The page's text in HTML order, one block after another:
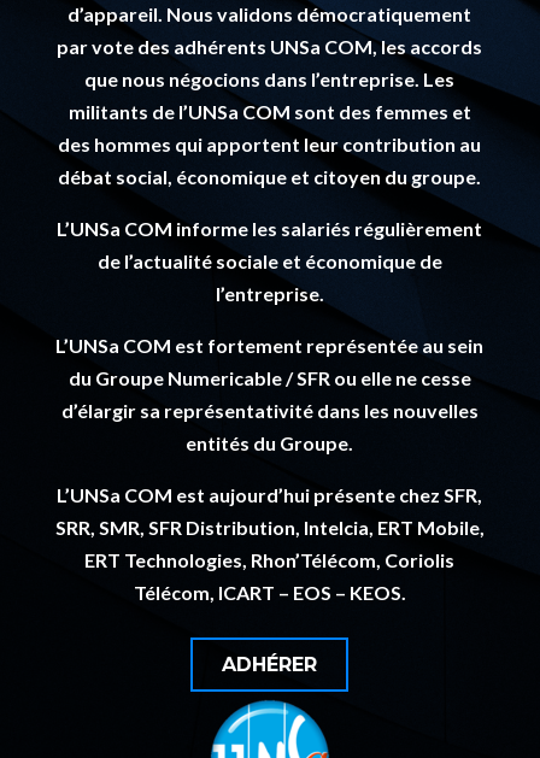
d’appareil. Nous validons démocratiquement
par vote des adhérents UNSa COM, les accords
que nous négocions dans l’entreprise. Les
militants de l’UNSa COM sont des femmes et
des hommes qui apportent leur contribution au
débat social, économique et citoyen du groupe.
L’UNSa COM informe les salariés régulièrement
de l’actualité sociale et économique de
l’entreprise.
L’UNSa COM est fortement représentée au sein
du Groupe Numericable / SFR ou elle ne cesse
d’élargir sa représentativité dans les nouvelles
entités du Groupe.
L’UNSa COM est aujourd’hui présente chez SFR,
SRR, SMR, SFR Distribution, Intelcia, ERT Mobile,
ERT Technologies, Rhon’Télécom, Coriolis
Télécom, ICART – EOS – KEOS.
ADHÉRER